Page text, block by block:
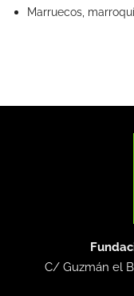
Marruecos, marroquí
C/ Guzmán el